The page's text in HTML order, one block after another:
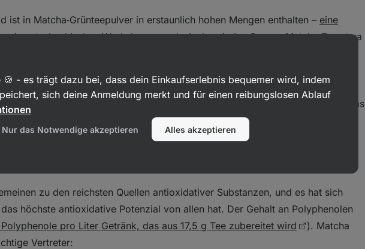
ist in Matcha‑Grünteepulver in erstaunlich hohen Mengen enthalten – eine
eines tschechischen Workshops ergab
, dass jedes Gramm Matcha‑Tee etwa
enthaltene Koffein (das früher fälschlicherweise für eine andere Substanz
chemisch identisch mit dem Koffein, das im Kaffee enthalten ist. Bei einer
pro Getränk werden dem Körper etwa 60 mg Koffein zugeführt, was
zu den reichsten Quellen antioxidativer Substanzen, und es hat sich
höchste antioxidative Potenzial von allen hat. Der Gehalt an Polyphenolen
pro Liter Getränk, das aus 17,5 g Tee zubereitet wird
). Matcha
Vertreter:
- es trägt dazu bei, dass dein Einkaufserlebnis bequemer wird, indem
sich deine Anmeldung merkt und für einen reibungslosen Ablauf
Nur das Notwendige akzeptieren Alles akzeptieren